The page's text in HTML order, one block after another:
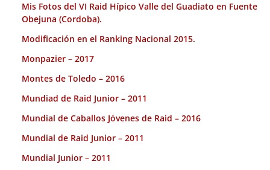
Mis Fotos del VI Raid Hípico Valle del Guadiato en Fuente
Obejuna (Cordoba).
Modificación en el Ranking Nacional 2015.
Monpazier – 2017
Montes de Toledo – 2016
Mundiad de Raid Junior – 2011
Mundial de Caballos Jóvenes de Raid – 2016
Mundial de Raid Junior – 2011
Mundial Junior – 2011